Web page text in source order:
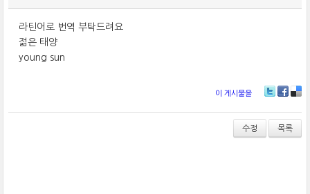
라틴어로 번역 부탁드려요
젊은 태양
young sun
이 게시물을
wi
er
ce
bo
ok
lici
ou
s
수정 목록